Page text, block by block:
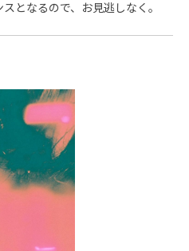
となるので、お見逃しなく。